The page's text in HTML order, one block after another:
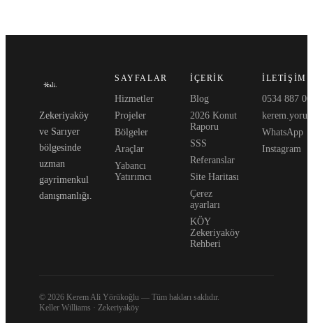
Zekeriyaköy
ve Sarıyer
bölgesinde
uzman
gayrimenkul
danışmanlığı.
SAYFALAR
Hizmetler
Projeler
Bölgeler
Araçlar
Yabancı
Yatırımcı
İÇERIK
Blog
2026 Konut
Raporu
SSS
Referanslar
Site Haritası
Çerez
ayarları
KÖY
Zekeriyaköy
Rehberi
İLETIŞIM
0534 887
WhatsApp
Instagram
© 2026 Kerem Ali Yörükoğlu — Tüm hakları saklıdır.
Keller Williams · Zekeriyaköy